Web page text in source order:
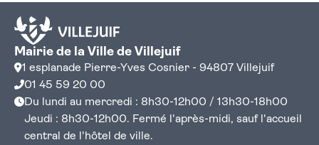
Mairie de la Ville de Villejuif
1 esplanade Pierre-Yves Cosnier - 94807 Villejuif
01 45 59 20 00
Du lundi au mercredi : 8h30-12h00 / 13h30-18h00
Jeudi : 8h30-12h00. Fermé l'après-midi, sauf l'accueil
central de l'hôtel de ville.